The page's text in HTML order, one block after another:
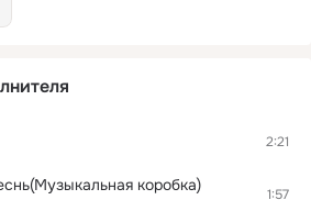
2:21
коробка) 1:57